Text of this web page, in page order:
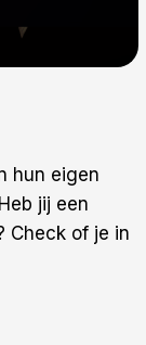
hun eigen
jij een
Check of je in